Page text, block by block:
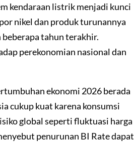
kendaraan listrik menjadi kunci
nikel dan produk turunannya
tahun terakhir.
perekonomian nasional dan
ekonomi 2026 berada
cukup kuat karena konsumsi
global seperti fluktuasi harga
penurunan BI Rate dapat